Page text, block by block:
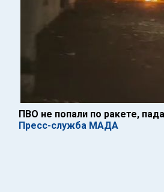
ПВО не попали по ракете,
Пресс-служба МАДА